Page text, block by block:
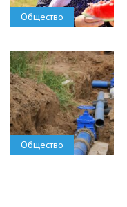
Общество
Общество